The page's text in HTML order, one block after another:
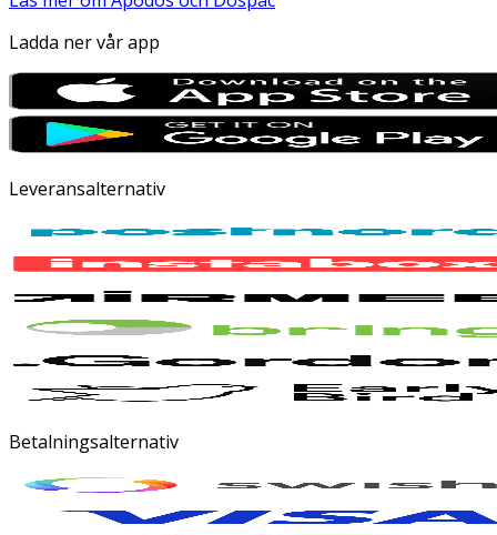
Ladda ner vår app
Leveransalternativ
Betalningsalternativ